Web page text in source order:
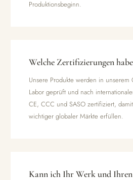
Produktionsbeginn.
Welche Zertifizierungen
Unsere Produkte werden in unserem
Labor geprüft und nach
CE, CCC und SASO zertifiziert,
wichtiger globaler Märkte erfüllen.
Kann ich Ihr Werk und